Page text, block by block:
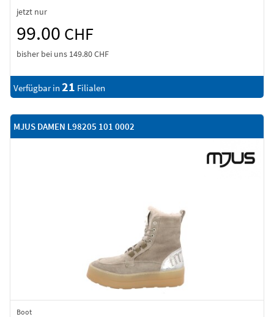
jetzt nur
99.00 CHF
bisher bei uns 149.80 CHF
Verfügbar in 21 Filialen
MJUS DAMEN L98205 101 0002
Boot